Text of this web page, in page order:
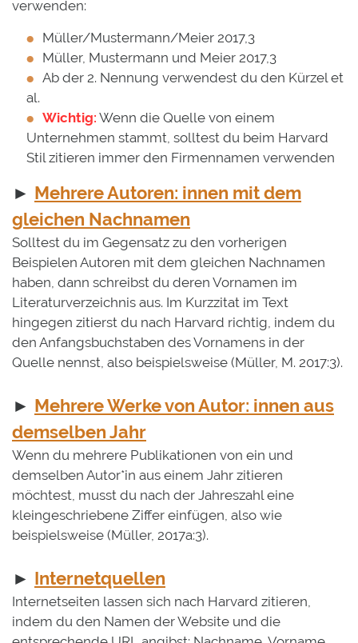
verwenden:
Müller/Mustermann/Meier 2017,3
Müller, Mustermann und Meier 2017,3
Ab der 2. Nennung verwendest du den Kürzel et
al.
Wichtig: Wenn die Quelle von einem
Unternehmen stammt, solltest du beim Harvard
Stil zitieren immer den Firmennamen verwenden
► Mehrere Autoren: innen mit dem
gleichen Nachnamen
Solltest du im Gegensatz zu den vorherigen
Beispielen Autoren mit dem gleichen Nachnamen
haben, dann schreibst du deren Vornamen im
Literaturverzeichnis aus. Im Kurzzitat im Text
hingegen zitierst du nach Harvard richtig, indem du
den Anfangsbuchstaben des Vornamens in der
Quelle nennst, also beispielsweise (Müller, M. 2017:3).
► Mehrere Werke von Autor: innen aus
demselben Jahr
Wenn du mehrere Publikationen von ein und
demselben Autor*in aus einem Jahr zitieren
möchtest, musst du nach der Jahreszahl eine
kleingeschriebene Ziffer einfügen, also wie
beispielsweise (Müller, 2017a:3).
► Internetquellen
Internetseiten lassen sich nach Harvard zitieren,
indem du den Namen der Website und die